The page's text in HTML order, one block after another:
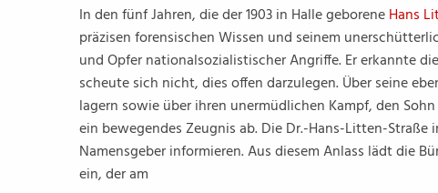
In den fünf Jahren, die der 1903 in Halle geboreneHans
präzisen forensischen Wissen und seinem
und Opfer nationalsozialistischer Angriffe. Er erkannte
scheute sich nicht, dies offen darzulegen. Über seine
lagern sowie über ihren unermüdlichen Kampf, den
ein bewegendes Zeugnis ab. Die Dr.-Hans-Litten-
Namensgeber informieren. Aus diesem Anlass lädt die
ein, der am